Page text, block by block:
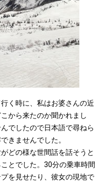
く時に、私はお婆さんの近
から来たのか聞かれまし
でしたので日本語で尋ねら
きませんでした。
どの様な世間話を話そうと
とでした。30分の乗車時間
を見せたり、彼女の現地で